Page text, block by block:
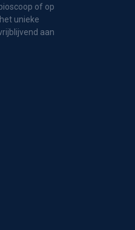
of op
unieke
aan